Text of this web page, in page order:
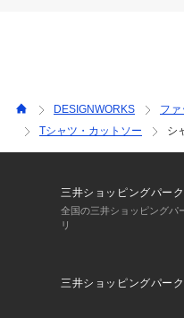
DESIGNWORKS ファ
Tシャツ・カットソー
シ
三井ショッピングパー
全国の三井ショッピングパ
リ
三井ショッピングパー